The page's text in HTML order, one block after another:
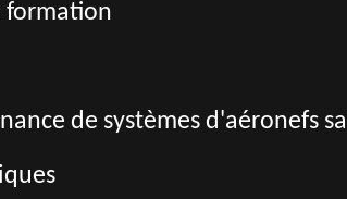
formation
de systèmes d'aéronefs